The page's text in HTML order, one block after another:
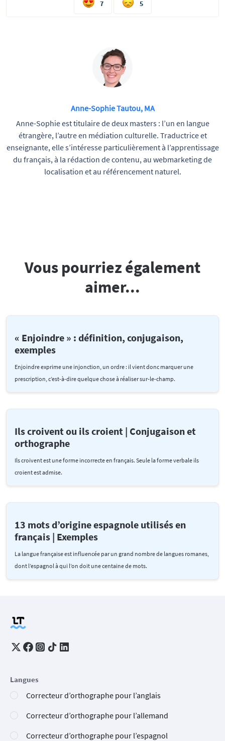
7 5
Anne-Sophie Tautou, MA
Anne-Sophie est titulaire de deux masters : l’un en langue
étrangère, l’autre en médiation culturelle. Traductrice et
enseignante, elle s’intéresse particulièrement à l’apprentissage
du français, à la rédaction de contenu, au webmarketing de
localisation et au référencement naturel.
Vous pourriez également
aimer...
« Enjoindre » : définition, conjugaison,
exemples
Enjoindre exprime une injonction, un ordre : il vient donc marquer une
prescription, c’est-à-dire quelque chose à réaliser sur-le-champ.
Ils croivent ou ils croient | Conjugaison et
orthographe
Ils croivent est une forme incorrecte en français. Seule la forme verbale ils
croient est admise.
13 mots d’origine espagnole utilisés en
français | Exemples
La langue française est influencée par un grand nombre de langues romanes,
dont l’espagnol à qui l’on doit une centaine de mots.
Langues
Correcteur d’orthographe pour l’anglais
Correcteur d’orthographe pour l’allemand
Correcteur d’orthographe pour l’espagnol